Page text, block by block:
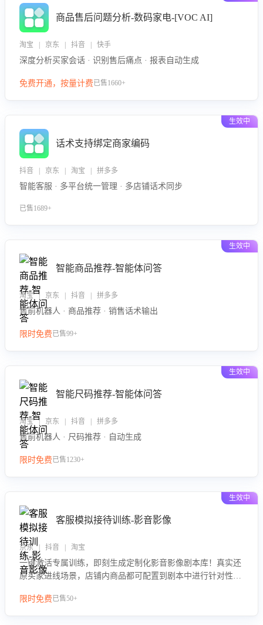
商品售后问题分析-数码家电-[VOC AI]
淘宝 | 京东 | 抖音 | 快手
深度分析买家会话 · 识别售后痛点 · 报表自动生成
免费开通，按量计费已售1660+
生效中
话术支持绑定商家编码
抖音 | 京东 | 淘宝 | 拼多多
智能客服 · 多平台统一管理 · 多店铺话术同步
已售1689+
生效中
智能商品推荐-智能体问答
淘宝 | 京东 | 抖音 | 拼多多
售前机器人 · 商品推荐 · 销售话术输出
限时免费已售99+
生效中
智能尺码推荐-智能体问答
淘宝 | 京东 | 抖音 | 拼多多
售前机器人 · 尺码推荐 · 自动生成
限时免费已售1230+
生效中
客服模拟接待训练-影音影像
京东 | 抖音 | 淘宝
一键激活专属训练，即刻生成定制化影音影像剧本库！真实还
原买家进线场景，店铺内商品都可配置到剧本中进行针对性训
即开通”，快速获取影音影像类目剧本，一键开启客服培训。
限时免费已售50+